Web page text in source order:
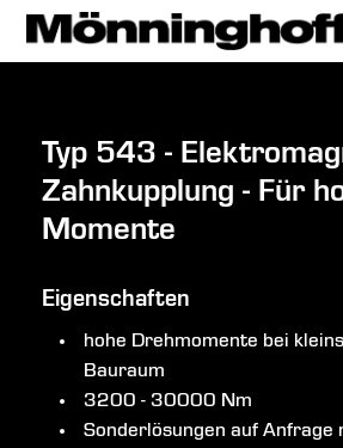
Typ 543 -
Zahnkupplung - Für
Momente
Eigenschaften
hohe Drehmomente bei
Bauraum
3200 - 30000 Nm
Sonderlösungen auf Anfrage